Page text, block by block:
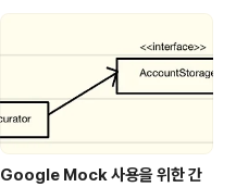
Google Mock 사용을 위한 간